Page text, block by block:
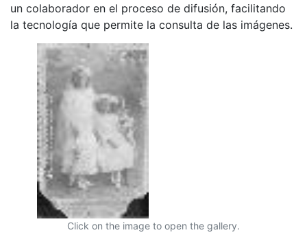
un colaborador en el proceso de difusión, facilitando
la tecnología que permite la consulta de las imágenes.
Click on the image to open the gallery.